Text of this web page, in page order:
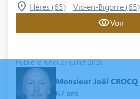
Hères (65)–Vic-en-Bigorre (65)
Voir
Publié le lundi 27 juillet 2026
Monsieur Joël CROCQ
67 ans